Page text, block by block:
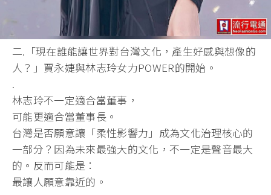
二.「現在誰能讓世界對台灣文化，產生好感與想像的
人？」賈永婕與林志玲女力POWER的開始。
.
林志玲不一定適合當董事，
可能更適合當董事長。
台灣是否願意讓「柔性影響力」成為文化治理核心的
一部分？因為未來最強大的文化，不一定是聲音最大
的。反而可能是：
最讓人願意靠近的。